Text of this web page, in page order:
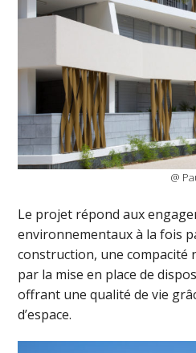
@
Le projet répond aux
environnementaux à la fois
construction, une compacité
par la mise en place de
offrant une qualité de vie
d’espace.